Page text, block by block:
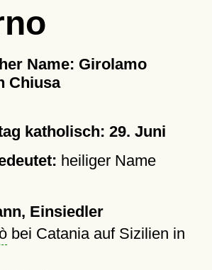
Name: Girolamo
Chiusa
katholisch: 29. Juni
heiliger Name
Einsiedler
bei Catania auf Sizilien in